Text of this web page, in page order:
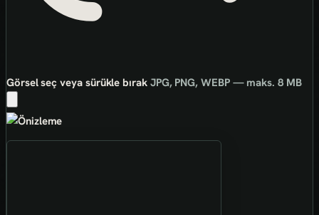
Görsel seç veya sürükle bırak JPG, PNG, WEBP — maks. 8 MB